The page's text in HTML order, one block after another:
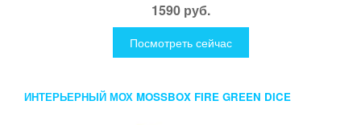
1590 руб.
Посмотреть сейчас
ИНТЕРЬЕРНЫЙ МОХ MOSSBOX FIRE GREEN DICE